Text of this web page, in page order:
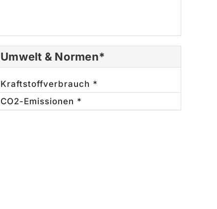
Umwelt & Normen*
Kraftstoffverbrauch *
CO2-Emissionen *